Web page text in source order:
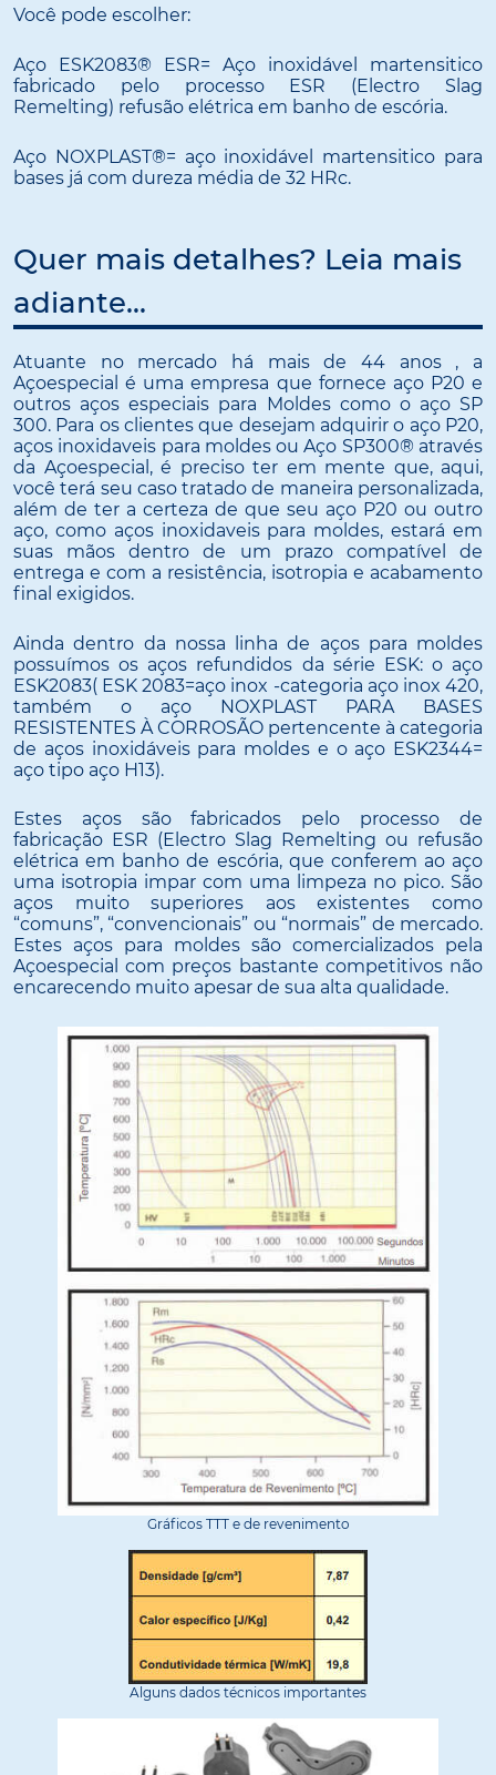
Você pode escolher:
Aço ESK2083® ESR= Aço inoxidável martensitico
fabricado pelo processo ESR (Electro Slag
Remelting) refusão elétrica em banho de escória.
Aço NOXPLAST®= aço inoxidável martensitico para
bases já com dureza média de 32 HRc.
Quer mais detalhes? Leia mais
adiante...
Atuante no mercado há mais de 44 anos , a
Açoespecial é uma empresa que fornece aço P20 e
outros aços especiais para Moldes como o aço SP
300. Para os clientes que desejam adquirir o aço P20,
aços inoxidaveis para moldes ou Aço SP300® através
da Açoespecial, é preciso ter em mente que, aqui,
você terá seu caso tratado de maneira personalizada,
além de ter a certeza de que seu aço P20 ou outro
aço, como aços inoxidaveis para moldes, estará em
suas mãos dentro de um prazo compatível de
entrega e com a resistência, isotropia e acabamento
final exigidos.
Ainda dentro da nossa linha de aços para moldes
possuímos os aços refundidos da série ESK: o aço
ESK2083( ESK 2083=aço inox -categoria aço inox 420,
também o aço NOXPLAST PARA BASES
RESISTENTES À CORROSÃO pertencente à categoria
de aços inoxidáveis para moldes e o aço ESK2344=
aço tipo aço H13).
Estes aços são fabricados pelo processo de
fabricação ESR (Electro Slag Remelting ou refusão
elétrica em banho de escória, que conferem ao aço
uma isotropia impar com uma limpeza no pico. São
aços muito superiores aos existentes como
“comuns”, “convencionais” ou “normais” de mercado.
Estes aços para moldes são comercializados pela
Açoespecial com preços bastante competitivos não
encarecendo muito apesar de sua alta qualidade.
Gráficos TTT e de revenimento
Alguns dados técnicos importantes